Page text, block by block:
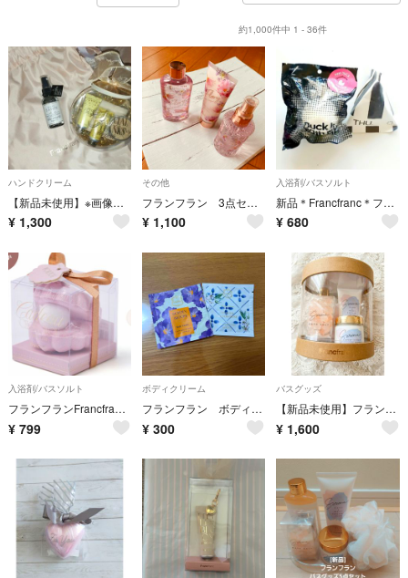
約1,000件中 1 - 36件
ハンドクリーム
【新品未使用】※画像複数枚あります Francfranc タオルギフトセット ウィズフローラ オーガンジーセット
¥ 1,300
その他
フランフラン 3点セット ヘア&ボディオイル ハンド&ボディクリーム ボディミスト
¥ 1,100
入浴剤/バスソルト
新品＊Francfranc＊フランフラン＊入浴剤2個セット
¥ 680
入浴剤/バスソルト
フランフランFrancfranc カドーシュシュ シェルフィズ ピンク 入浴剤
¥ 799
ボディクリーム
フランフラン ボディクリーム
¥ 300
バスグッズ
​【新品未使用】フランフラン セレーナ ボディケアギフトセット M（ソフトサボン）
¥ 1,600